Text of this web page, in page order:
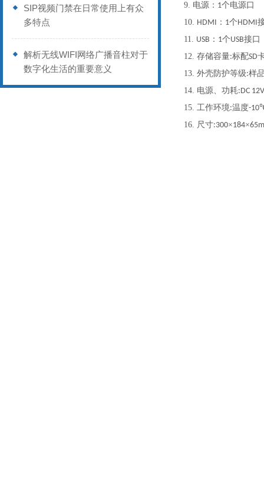
SIP视频门禁在日常使用上有众
多特点
解析无线WIFI网络广播音柱对于
数字化生活的重要意义
9. 电源： 1个电源口
10. HDMI ： 1个HDMI
11. USB ： 1个USB接口
12. 存储容量:标配SD
13. 外壳防护等级:样
14. 电源、功耗:DC
15. 工作环境:温度-10
16. 尺寸:300×184×